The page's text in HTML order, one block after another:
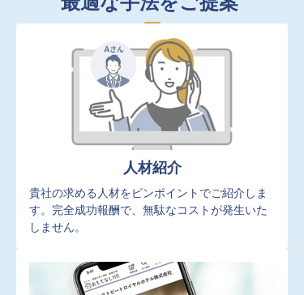
人材紹介
貴社の求める人材をピンポイントでご紹介しま
す。完全成功報酬で、無駄なコストが発生いた
しません。